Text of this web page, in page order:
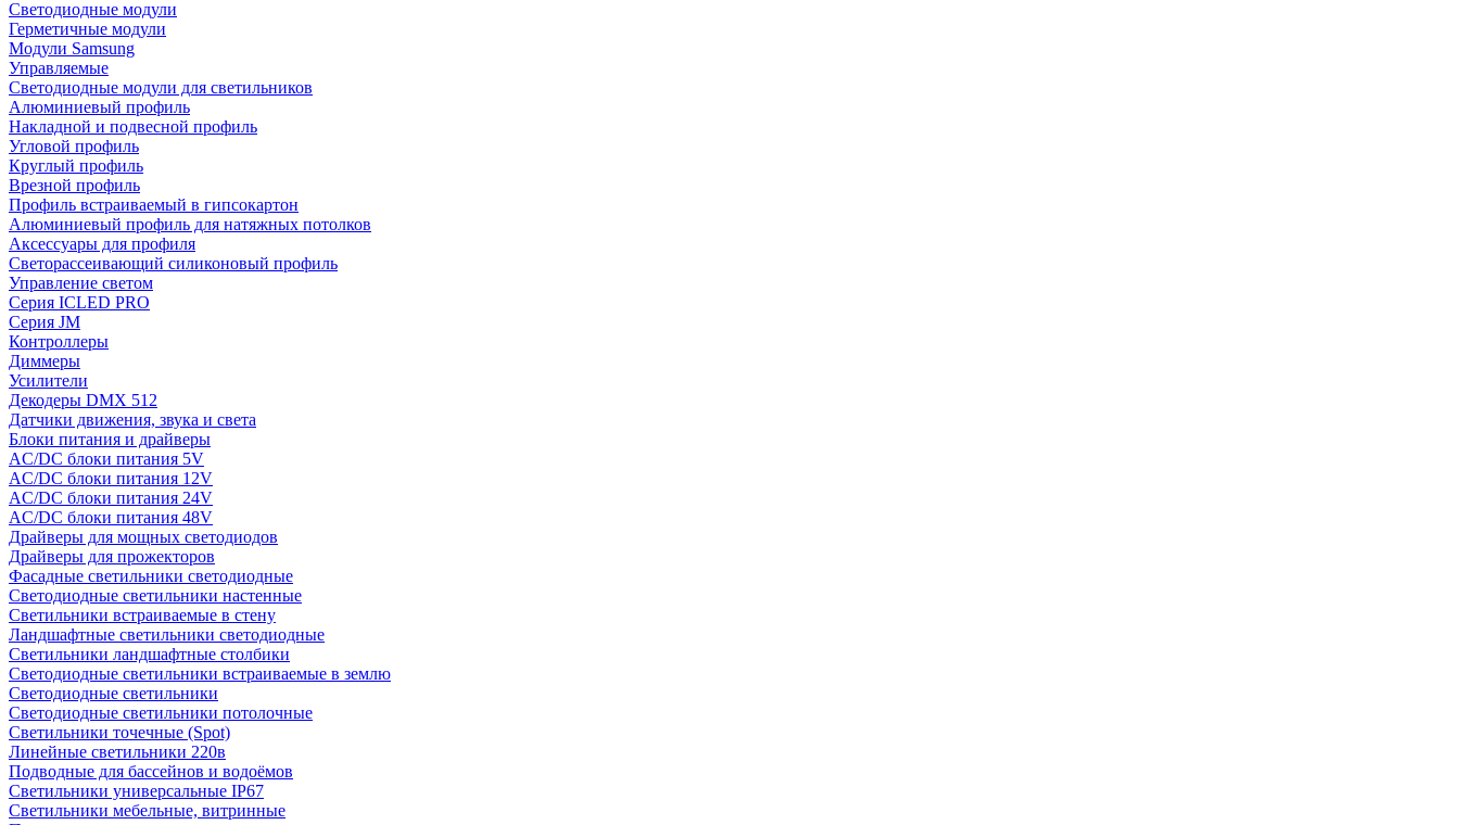
Светодиодные модули
Герметичные модули
Модули Samsung
Управляемые
Светодиодные модули для светильников
Алюминиевый профиль
Накладной и подвесной профиль
Угловой профиль
Круглый профиль
Врезной профиль
Профиль встраиваемый в гипсокартон
Алюминиевый профиль для натяжных потолков
Аксессуары для профиля
Светорассеивающий силиконовый профиль
Управление светом
Серия ICLED PRO
Серия JM
Контроллеры
Диммеры
Усилители
Декодеры DMX 512
Датчики движения, звука и света
Блоки питания и драйверы
AC/DC блоки питания 5V
AC/DC блоки питания 12V
AC/DC блоки питания 24V
AC/DC блоки питания 48V
Драйверы для мощных светодиодов
Драйверы для прожекторов
Фасадные светильники светодиодные
Светодиодные светильники настенные
Светильники встраиваемые в стену
Ландшафтные светильники светодиодные
Светильники ландшафтные столбики
Светодиодные светильники встраиваемые в землю
Светодиодные светильники
Светодиодные светильники потолочные
Светильники точечные (Spot)
Линейные светильники 220в
Подводные для бассейнов и водоёмов
Светильники универсальные IP67
Светильники мебельные, витринные